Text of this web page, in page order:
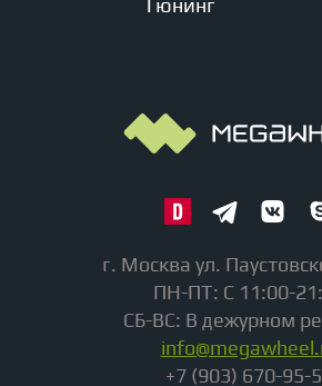
Тюнинг
г. Москва ул.
ПН-ПТ: С 11:00-
СБ-ВС: В дежурном
+7 (903) 670-95-